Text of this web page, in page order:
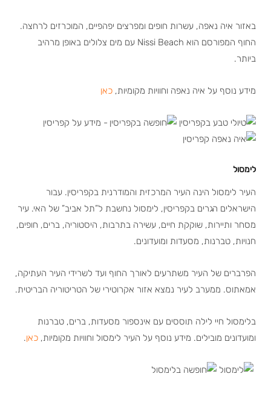
באזור איה נאפה, עשרות חופים ומפרצים יפהפיים, המוכרזים לרחצה.
החוף המפורסם הוא Nissi Beach עם מים צלולים באופן מרהיב
ביותר.
מידע נוסף על איה נאפה וחוויות מקומיות, כאן
לימסול
העיר לימסול הינה העיר המרכזית והמודרנית בקפריסין. עבור
הישראלים הגרים בקפריסין, לימסול נחשבת ל”תל אביב” של האי. עיר
מסחר ותיירות, שוקקת חיים, עשירה בתרבות, היסטוריה, ברים, חופים,
חנויות, טברנות, מסעדות ומועדונים.
הפרברים של העיר משתרעים לאורך החוף ועד לשרידי העיר העתיקה,
אמאתוס. ממערב לעיר נמצא אזור אקרוטירי של הטריטוריה הבריטית.
בלימסול חיי לילה תוססים עם אינספור מסעדות, ברים, טברנות
ומועדונים מובילים. מידע נוסף על העיר לימסול וחוויות מקומיות, כאן.